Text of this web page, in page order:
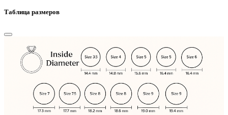
Таблица размеров